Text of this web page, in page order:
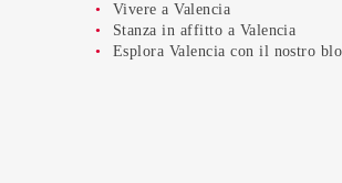
Vivere a Valencia
Stanza in affitto a Valencia
Esplora Valencia con il nostro